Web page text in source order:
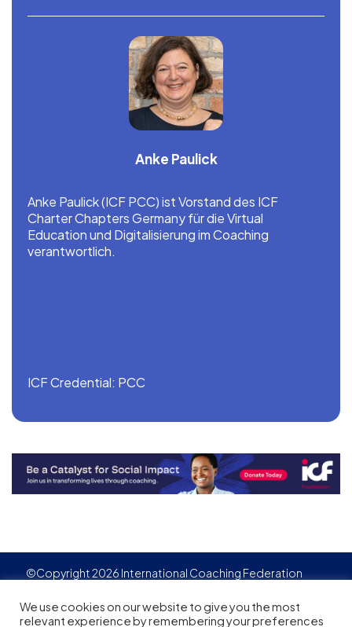
Anke Paulick
Anke Paulick (ICF PCC) ist Vorstand des ICF
Charter Chapters Germany für die Virtual
Education und Digitalisierung im Coaching
verantwortlich.
ICF Credential: PCC
©Copyright 2026 International Coaching Federation
We use cookies on our website to give you the most
relevant experience by remembering your preferences